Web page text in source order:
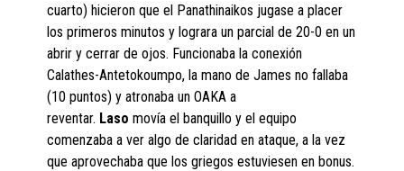
cuarto) hicieron que el Panathinaikos jugase a placer
los primeros minutos y lograra un parcial de 20-0 en un
abrir y cerrar de ojos. Funcionaba la conexión
Calathes-Antetokoumpo, la mano de James no fallaba
(10 puntos) y atronaba un OAKA a
reventar. Lasomovía el banquillo y el equipo
comenzaba a ver algo de claridad en ataque, a la vez
que aprovechaba que los griegos estuviesen en bonus.